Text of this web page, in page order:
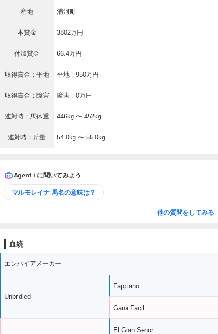
産地 浦河町
本賞金 3802万円
付加賞金 66.4万円
収得賞金：平地 平地：950万円
収得賞金：障害 障害：0万円
連対時：馬体重 446kg 〜 452kg
連対時：斤量 54.0kg 〜 55.0kg
Agent i に聞いてみよう
マルモレイナ 馬名の意味は？
他の質問をしてみる
血統
エンパイアメーカー
Unbridled
Fappiano
Gana Facil
El Gran Senor